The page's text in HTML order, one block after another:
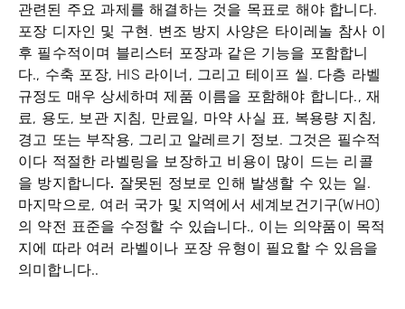
관련된 주요 과제를 해결하는 것을 목표로 해야 합니다.
포장 디자인 및 구현. 변조 방지 사양은 타이레놀 참사 이
후 필수적이며 블리스터 포장과 같은 기능을 포함합니
다., 수축 포장, HIS 라이너, 그리고 테이프 씰. 다층 라벨
규정도 매우 상세하며 제품 이름을 포함해야 합니다., 재
료, 용도, 보관 지침, 만료일, 마약 사실 표, 복용량 지침,
경고 또는 부작용, 그리고 알레르기 정보. 그것은 필수적
이다 적절한 라벨링을 보장하고 비용이 많이 드는 리콜
을 방지합니다. 잘못된 정보로 인해 발생할 수 있는 일.
마지막으로, 여러 국가 및 지역에서 세계보건기구(WHO)
의 약전 표준을 수정할 수 있습니다., 이는 의약품이 목적
지에 따라 여러 라벨이나 포장 유형이 필요할 수 있음을
의미합니다..